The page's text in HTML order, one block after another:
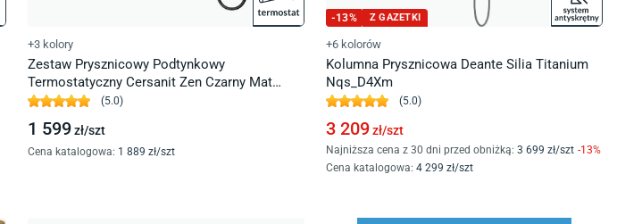
+3 kolory
Zestaw Prysznicowy Podtynkowy
Termostatyczny Cersanit Zen Czarny Mat
S952-033
(5.0)
1 599zł/szt
Cena katalogowa: 1 889 zł/szt
-13% Z GAZETKI
+6 kolorów
Kolumna Prysznicowa Deante Silia Titanium
Nqs_D4Xm
(5.0)
3 209zł/szt
Najniższa cena z 30 dni przed obniżką: 3 699 zł/szt -13%
Cena katalogowa: 4 299 zł/szt